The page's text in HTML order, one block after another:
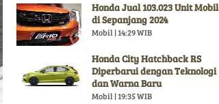
Honda Jual 103.023 Unit Mobil
di Sepanjang 2024
Mobil | 14:29 WIB
Honda City Hatchback RS
Diperbarui dengan Teknologi
dan Warna Baru
Mobil | 19:35 WIB